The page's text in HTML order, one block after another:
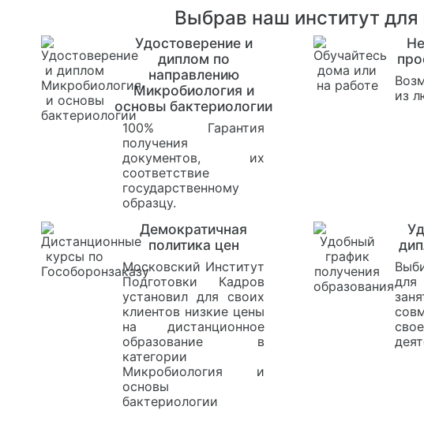
Выбрав наш институт для
Удостоверение и
диплом по
направлению
Микробиология и
основы бактериологии
100% Гарантия
получения
документов, их
соответствие
государственному
образцу.
из
Демократичная
политика цен
Московский Институт
Подготовки Кадров
установил для своих
клиентов низкие цены
на дистанционное
образование в
категории
Микробиология и
основы
бактериологии